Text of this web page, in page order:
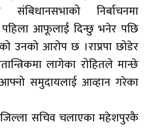
निर्बाचनमा
आफूलाई दिन्छु भनेर पछि
उनको आरोप छ ।राप्रपा छोडेर
लागेका रोहितले मान्छे
समुदायलाई आव्हान गरेका
जिल्ला सचिव चलाएका महेशपुरकै